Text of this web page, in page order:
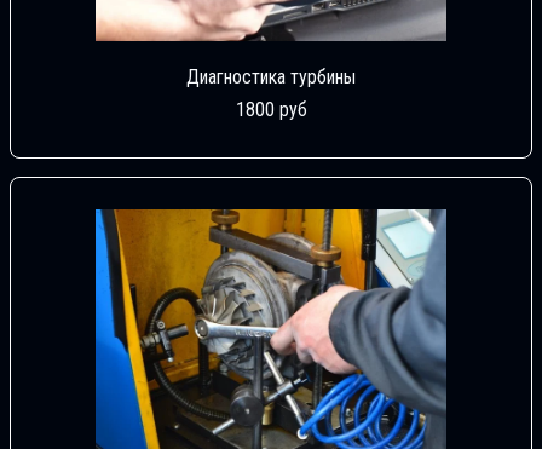
Диагностика турбины
1800 руб